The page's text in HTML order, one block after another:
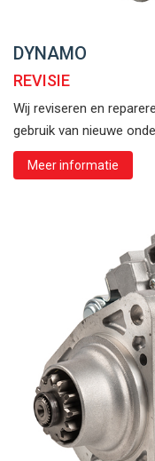
DYNAMO
REVISIE
Wij reviseren en
gebruik van nieuwe
Meer informatie